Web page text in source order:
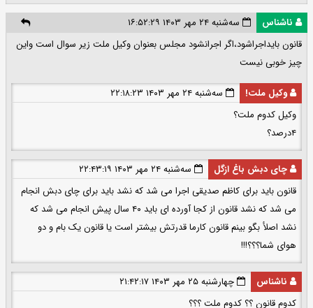
ناشناس
سه‌شنبه ۲۴ مهر ۱۴۰۳ ۱۶:۵۲:۲۹
قانون بایداجراشود،اگر اجرانشود مجلس بعنوان وکیل ملت زیر سوال است واین
چیز خوبی نیست
وکیل ملت!
سه‌شنبه ۲۴ مهر ۱۴۰۳ ۲۲:۱۸:۲۳
وکیل کدوم ملت؟
۴درصد؟
چای دبش باغ ازگل
سه‌شنبه ۲۴ مهر ۱۴۰۳ ۲۲:۴۳:۱۹
قانون باید برای کاظم صدیقی اجرا می شد که نشد باید برای چای دبش انجام
می شد که نشد قانون از کجا آورده ای باید ۴۰ سال پیش انجام می شد که
نشد اصلأ بگو بینم قانون کارما قدرتش بیشتر است یا قانون یک بام و دو
هوای شما؟؟؟!!!
ناشناس
چهارشنبه ۲۵ مهر ۱۴۰۳ ۲۱:۴۲:۱۷
كدوم قانون ؟؟ كدوم ملت ؟؟؟